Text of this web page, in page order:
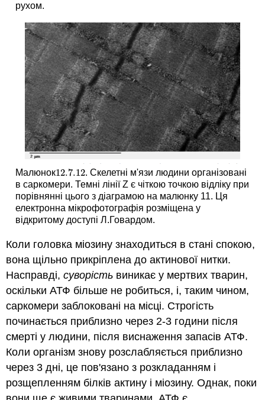
рухом.
Малюнок12.7.12
12.7.12. Скелетні м'язи людини організовані
в саркомери. Темні лінії Z є чіткою точкою відліку при
порівнянні цього з діаграмою на малюнку 11. Ця
електронна мікрофотографія розміщена у
відкритому доступі Л.Говардом.
Коли головка міозину знаходиться в стані спокою,
вона щільно прикріплена до актинової нитки.
Насправді,суворість виникає у мертвих тварин,
оскільки АТФ більше не робиться, і, таким чином,
саркомери заблоковані на місці. Строгість
починається приблизно через 2-3 години після
смерті у людини, після виснаження запасів АТФ.
Коли організм знову розслабляється приблизно
через 3 дні, це пов'язано з розкладанням і
розщепленням білків актину і міозину. Однак, поки